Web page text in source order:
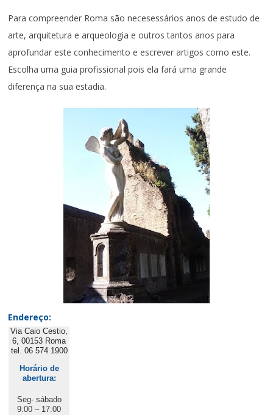
Para compreender Roma são necesessários anos de estudo de
arte, arquitetura e arqueologia e outros tantos anos para
aprofundar este conhecimento e escrever artigos como este.
Escolha uma guia profissional pois ela fará uma grande
diferença na sua estadia.
Endereço:
Via Caio Cestio,
6, 00153 Roma
tel. 06 574 1900
Horário de
abertura:
Seg- sábado
9:00 – 17:00